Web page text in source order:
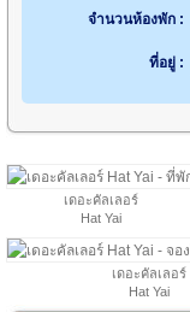
จำนวนห้องพัก :
ที่อยู่ :
เดอะคัลเลอร์
Hat Yai
เดอะคัลเลอร์
Hat Yai